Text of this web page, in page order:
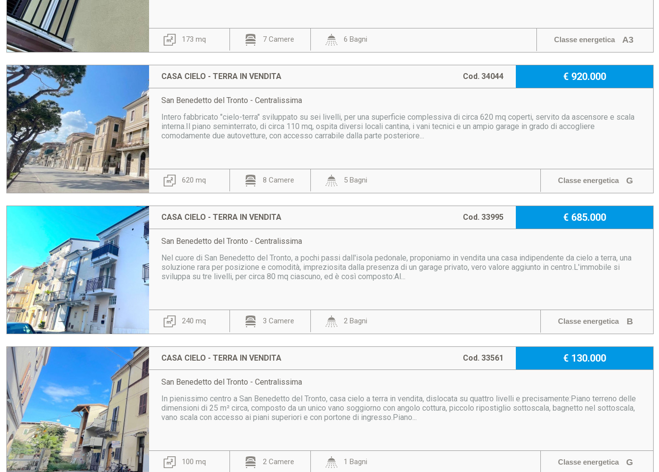
173 mq 7 Camere 6 Bagni Classe energetica A3
CASA CIELO - TERRA IN VENDITA € 920.000
Cod. 34044
San Benedetto del Tronto - Centralissima
Intero fabbricato "cielo-terra" sviluppato su sei livelli, per una superficie complessiva di circa 620 mq coperti, servito da ascensore e scala
interna.Il piano seminterrato, di circa 110 mq, ospita diversi locali cantina, i vani tecnici e un ampio garage in grado di accogliere
comodamente due autovetture, con accesso carrabile dalla parte posteriore...
620 mq 8 Camere 5 Bagni Classe energetica G
CASA CIELO - TERRA IN VENDITA € 685.000
Cod. 33995
San Benedetto del Tronto - Centralissima
Nel cuore di San Benedetto del Tronto, a pochi passi dall'isola pedonale, proponiamo in vendita una casa indipendente da cielo a terra, una
soluzione rara per posizione e comodità, impreziosita dalla presenza di un garage privato, vero valore aggiunto in centro.L'immobile si
sviluppa su tre livelli, per circa 80 mq ciascuno, ed è così composto:Al...
240 mq 3 Camere 2 Bagni Classe energetica B
CASA CIELO - TERRA IN VENDITA € 130.000
Cod. 33561
San Benedetto del Tronto - Centralissima
In pienissimo centro a San Benedetto del Tronto, casa cielo a terra in vendita, dislocata su quattro livelli e precisamente:Piano terreno delle
dimensioni di 25 m² circa, composto da un unico vano soggiorno con angolo cottura, piccolo ripostiglio sottoscala, bagnetto nel sottoscala,
vano scala con accesso ai piani superiori e con portone di ingresso.Piano...
100 mq 2 Camere 1 Bagni Classe energetica G